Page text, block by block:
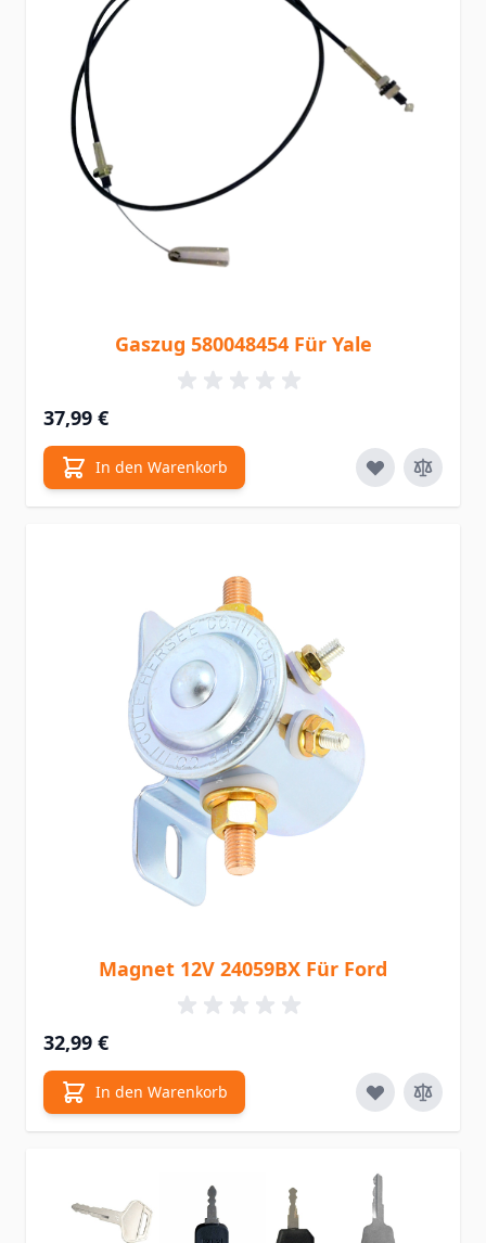
Gaszug 580048454 Für Yale
37,99 €
In den Warenkorb
Magnet 12V 24059BX Für Ford
32,99 €
In den Warenkorb